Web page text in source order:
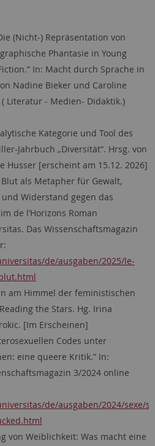
(Nicht-) Repräsentation von
Phantasie in Young
In: Macht durch Sprache in
Nadine Bieker und Caroline
Literatur - Medien- Didaktik.)
Kategorie und Tool des
Jahrbuch „Diversität“. Hrsg. von
Husser [erscheint am 15.12. 2026]
als Metapher für Gewalt,
Widerstand gegen das
de l’Horizons Roman
Das Wissenschaftsmagazin
de/ausgaben/2025/le-
am Himmel der feministischen
the Stars. Hg. Irina
[Im Erscheinen]
Codes unter
eine queere Kritik.” In:
3/2024 online
de/ausgaben/2024/sexe/
von Weiblichkeit: Was macht eine